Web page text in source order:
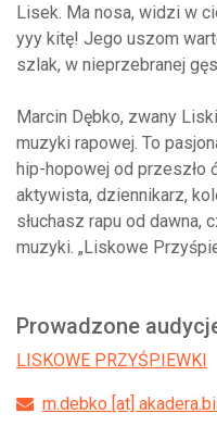
Lisek. Ma nosa, widzi w
yyy kitę! Jego uszom
szlak, w nieprzebranej
Marcin Dębko, zwany
muzyki rapowej. To
hip-hopowej od przeszło
aktywista, dziennikarz,
słuchasz rapu od
muzyki. „Liskowe
Prowadzone
LISKOWE PRZYŚPIEWKI
m.debko [at]